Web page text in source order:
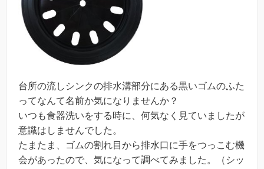
台所の流しシンクの排水溝部分にある黒いゴムのふた
ってなんて名前か気になりませんか？
いつも食器洗いをする時に、何気なく見ていましたが
意識はしませんでした。
たまたま、ゴムの割れ目から排水口に手をつっこむ機
会があったので、気になって調べてみました。（シッ